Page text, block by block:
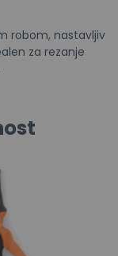
robom, nastavljiv
za rezanje